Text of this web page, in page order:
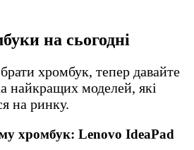
на сьогодні
хромбук, тепер давайте
найкращих моделей, які
на ринку.
хромбук: Lenovo IdeaPad